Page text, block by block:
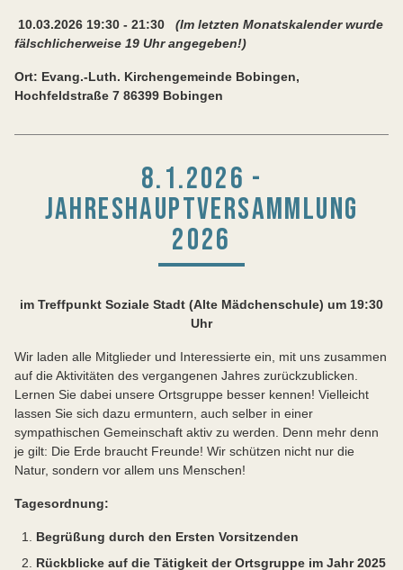
10.03.2026 19:30 - 21:30 (Im letzten Monatskalender wurde
fälschlicherweise 19 Uhr angegeben!)
Ort: Evang.-Luth. Kirchengemeinde Bobingen,
Hochfeldstraße 7 86399 Bobingen
8.1.2026 -
JAHRESHAUPTVERSAMMLUNG
2026
im Treffpunkt Soziale Stadt (Alte Mädchenschule) um 19:30
Uhr
Wir laden alle Mitglieder und Interessierte ein, mit uns zusammen
auf die Aktivitäten des vergangenen Jahres zurückzublicken.
Lernen Sie dabei unsere Ortsgruppe besser kennen! Vielleicht
lassen Sie sich dazu ermuntern, auch selber in einer
sympathischen Gemeinschaft aktiv zu werden. Denn mehr denn
je gilt: Die Erde braucht Freunde! Wir schützen nicht nur die
Natur, sondern vor allem uns Menschen!
Tagesordnung:
Begrüßung durch den Ersten Vorsitzenden
Rückblicke auf die Tätigkeit der Ortsgruppe im Jahr 2025